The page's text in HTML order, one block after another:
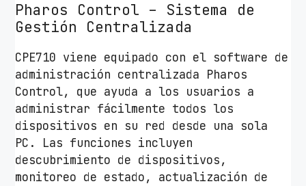
Pharos Control – Sistema de
Gestión Centralizada
CPE710 viene equipado con el software de
administración centralizada Pharos
Control, que ayuda a los usuarios a
administrar fácilmente todos los
dispositivos en su red desde una sola
PC. Las funciones incluyen
descubrimiento de dispositivos,
monitoreo de estado, actualización de